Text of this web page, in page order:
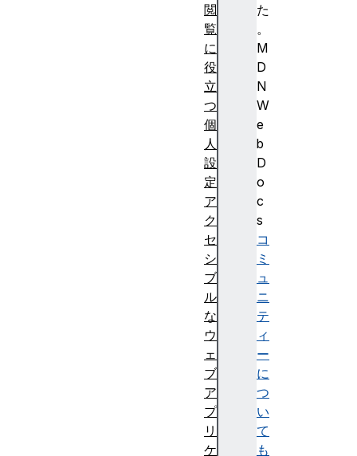
た
。
M
D
N
W
e
b
D
o
c
s
コ
ミ
ュ
ニ
テ
ィ
ー
に
つ
い
て
も
閲
覧
に
役
立
つ
個
人
設
定
ア
ク
セ
シ
ブ
ル
な
ウ
ェ
ブ
ア
プ
リ
ケ